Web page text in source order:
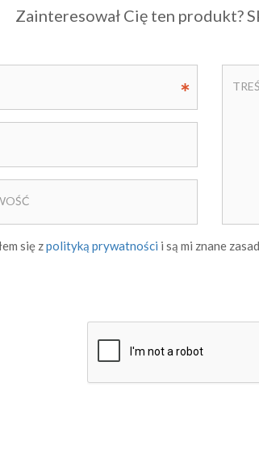
Zainteresował Cię ten produkt?
się zpolityką prywatności i są mi znane